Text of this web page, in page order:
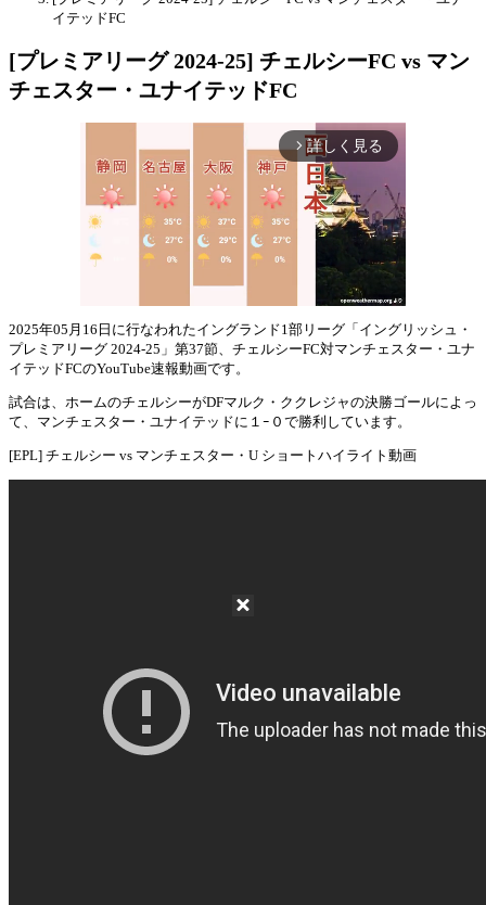
イテッドFC
[プレミアリーグ 2024-25] チェルシーFC vs マン
チェスター・ユナイテッドFC
arrow_forward_ios 詳しく見る
2025年05月16日に行なわれたイングランド1部リーグ「イングリッシュ・
プレミアリーグ 2024-25」第37節、チェルシーFC対マンチェスター・ユナ
イテッドFCのYouTube速報動画です。
試合は、ホームのチェルシーがDFマルク・ククレジャの決勝ゴールによっ
て、マンチェスター・ユナイテッドに１ｰ０で勝利しています。
[EPL] チェルシー vs マンチェスター・U ショートハイライト動画